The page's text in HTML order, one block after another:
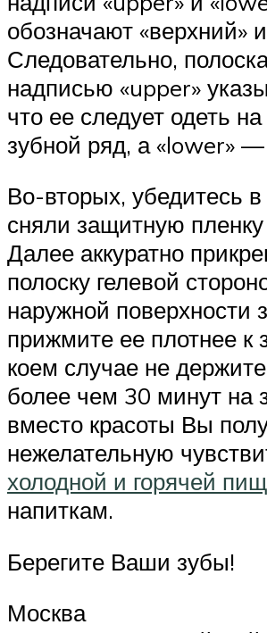
обозначают «верхний»
Следовательно,
надписью «upper»
что ее следует одеть
зубной ряд, а «lower»
Во-вторых, убедитесь
сняли защитную пленку
Далее аккуратно
полоску гелевой
наружной поверхности
прижмите ее плотнее к
коем случае не
более чем 30 минут на
вместо красоты Вы
нежелательную
холодной и горячей
напиткам.
Берегите Ваши зубы!
Москва